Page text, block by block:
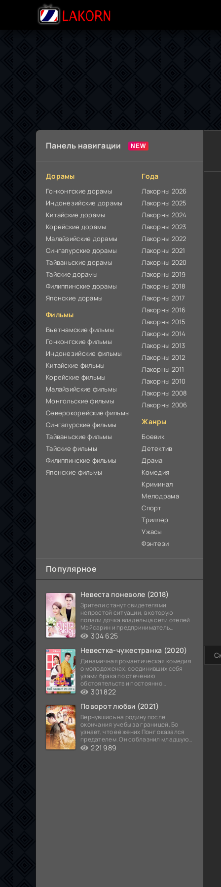
Панель навигации
Дорамы
Гонконгские дорамы
Индонезийские дорамы
Китайские дорамы
Корейские дорамы
Малайзийские дорамы
Сингапурские дорамы
Тайваньские дорамы
Тайские дорамы
Филиппинские дорамы
Японские дорамы
Фильмы
Вьетнамские фильмы
Гонконгские фильмы
Индонезийские фильмы
Китайские фильмы
Корейские фильмы
Малайзийские фильмы
Монгольские фильмы
Северокорейские фильмы
Сингапурские фильмы
Тайваньские фильмы
Тайские фильмы
Филиппинские фильмы
Японские фильмы
Года
Лакорны 2026
Лакорны 2025
Лакорны 2024
Лакорны 2023
Лакорны 2022
Лакорны 2021
Лакорны 2020
Лакорны 2019
Лакорны 2018
Лакорны 2017
Лакорны 2016
Лакорны 2015
Лакорны 2014
Лакорны 2013
Лакорны 2012
Лакорны 2011
Лакорны 2010
Лакорны 2008
Лакорны 2006
Жанры
Боевик
Детектив
Драма
Комедия
Криминал
Мелодрама
Спорт
Триллер
Ужасы
Фэнтези
Популярное
Невеста поневоле (2018)
Зрители станут свидетелями
непростой ситуации, в которую
попали дочка владельца сети отелей
Мэйсарин и предприниматель
Кетдэн. Обоих главных героев
304 625
Невестка-чужестранка (2020)
Динамичная романтическая комедия
о молодоженах, соединивших себя
узами брака по стечению
обстоятельств и постоянно
попадающих в курьезные ситуации...
301 822
Поворот любви (2021)
Вернувшись на родину после
окончания учебы за границей, Бо
узнает, что её жених Понг оказался
предателем. Он соблазнил младшую
сестру хозяина
221 989